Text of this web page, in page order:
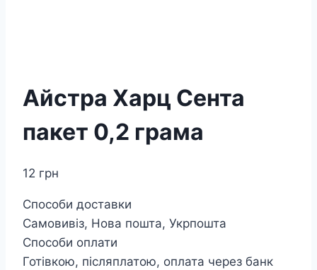
Айстра Харц Сента
пакет 0,2 грама
12 грн
Способи доставки
Самовивіз, Нова пошта, Укрпошта
Способи оплати
Готівкою, післяплатою, оплата через банк